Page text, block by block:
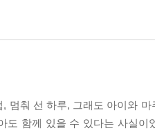
멈춰 선 하루, 그래도 아이와
도 함께 있을 수 있다는 사실